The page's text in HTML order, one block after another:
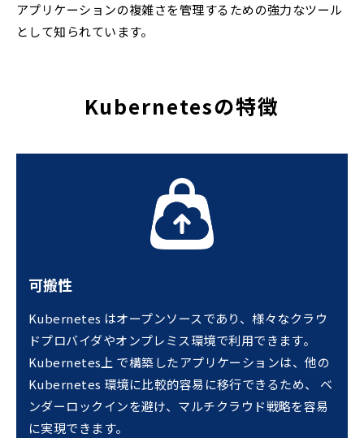
アプリケーションの複雑さを管理するための強力なツール
として知られています。
Kubernetesの特徴
可搬性
Kubernetes はオープンソースであり、様々なクラウ
ドプロバイダやオンプレミス環境で利用できます。
Kubernetes上 で構築したアプリケーションは、他の
Kubernetes 環境に比較的容易に移行できるため、 ベ
ンダーロックインを避け、マルチクラウド戦略を容易
に実現できます。